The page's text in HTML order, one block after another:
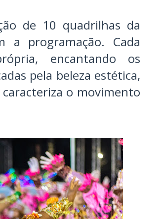
de 10 quadrilhas da
a programação. Cada
encantando os
pela beleza estética,
o movimento